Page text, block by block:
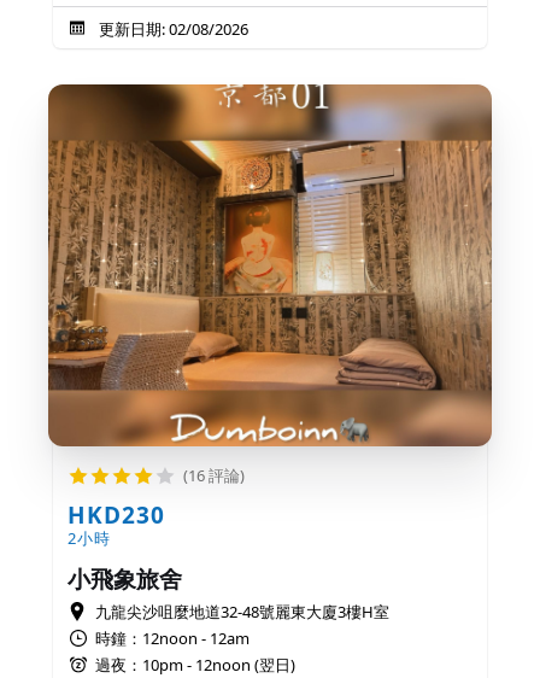
更新日期: 02/08/2026
(16 評論)
HKD230
2小時
小飛象旅舍
九龍尖沙咀麼地道32-48號麗東大廈3樓H室
時鐘：12noon - 12am
過夜：10pm - 12noon (翌日)